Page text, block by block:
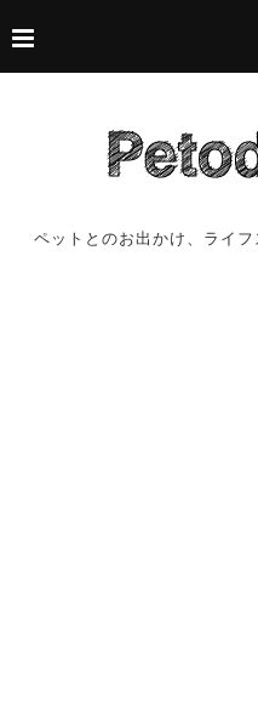
ペットとのお出かけ、ライ